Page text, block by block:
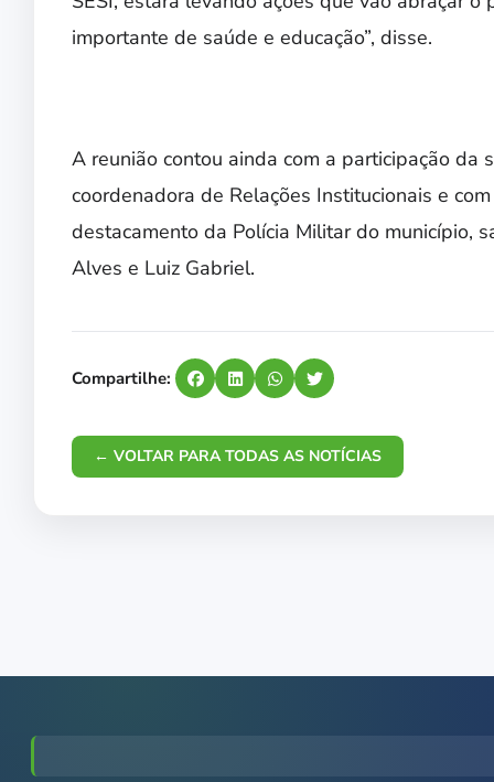
importante de saúde e educação”, disse.
A reunião contou ainda com a participação
coordenadora de Relações Institucionais e
destacamento da Polícia Militar do município,
Alves e Luiz Gabriel.
Compartilhe:
← VOLTAR PARA TODAS AS NOTÍCIAS